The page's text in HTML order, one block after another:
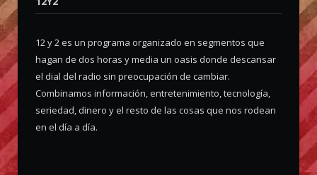
12 y 2 es un programa organizado en segmentos que
hagan de dos horas y media un oasis donde descansar
el dial del radio sin preocupación de cambiar.
Combinamos información, entretenimiento, tecnología,
seriedad, dinero y el resto de las cosas que nos rodean
en el día a día.